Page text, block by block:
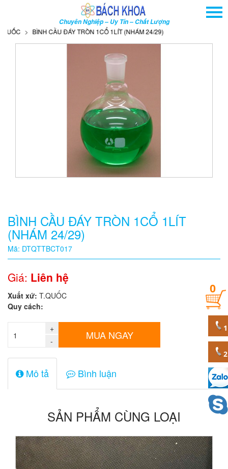
Chuyên Nghiệp – Uy Tín – Chất Lượng
GIỚI THIỆU
Quy
cách
Giá:
0
đ
sản
phẩm
0
BÌNH CẦU ĐÁY TRÒN 1CỔ 1LÍT (NHÁM 24/29)
BÌNH CẦU ĐÁY TRÒN 1CỔ 1LÍT
(NHÁM 24/29)
Mã: DTQTTBCT017
Giá: Liên hệ
Xuất xứ: T.QUỐC
Quy cách:
+
-
MUA NGAY
Mô tả Bình luận
SẢN PHẨM CÙNG LOẠI